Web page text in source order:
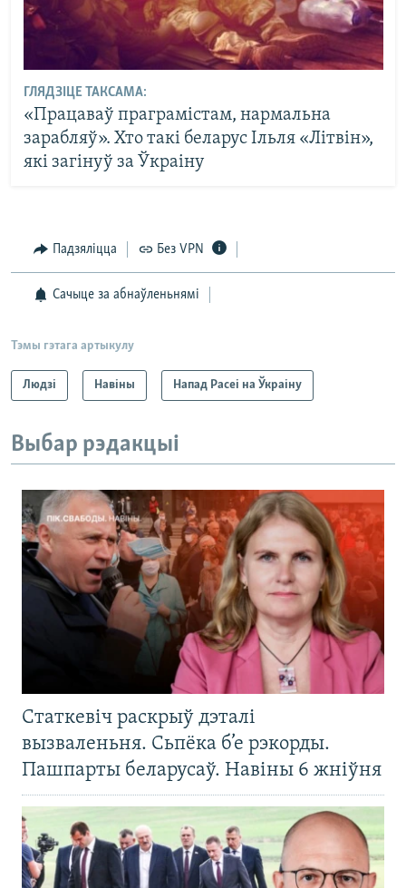
ГЛЯДЗІЦЕ ТАКСАМА:
«Працаваў праграмістам, нармальна
зарабляў». Хто такі беларус Ільля «Літвін»,
які загінуў за Ўкраіну
Падзяліцца Без VPN
Сачыце за абнаўленьнямі
Тэмы гэтага артыкулу
Людзі Навіны Напад Расеі на Ўкраіну
Выбар рэдакцыі
Статкевіч раскрыў дэталі
вызваленьня. Сьпёка б’е рэкорды.
Пашпарты беларусаў. Навіны 6 жніўня